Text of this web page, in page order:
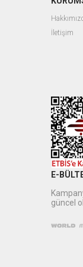
İletişim
E-
güncel